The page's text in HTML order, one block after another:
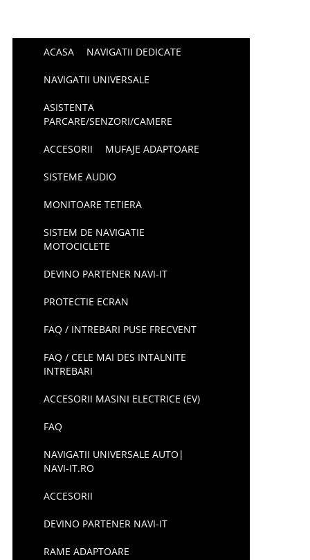
ACASA NAVIGATII DEDICATE
NAVIGATII UNIVERSALE
ASISTENTA
PARCARE/SENZORI/CAMERE
ACCESORII MUFAJE ADAPTOARE
SISTEME AUDIO
MONITOARE TETIERA
SISTEM DE NAVIGATIE
MOTOCICLETE
DEVINO PARTENER NAVI-IT
PROTECTIE ECRAN
FAQ / INTREBARI PUSE FRECVENT
FAQ / CELE MAI DES INTALNITE
INTREBARI
ACCESORII MASINI ELECTRICE (EV)
FAQ
NAVIGATII UNIVERSALE AUTO|
NAVI-IT.RO
ACCESORII
DEVINO PARTENER NAVI-IT
RAME ADAPTOARE